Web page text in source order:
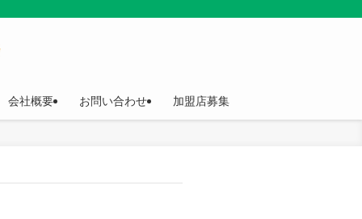
会社概要 お問い合わせ 加盟店募集